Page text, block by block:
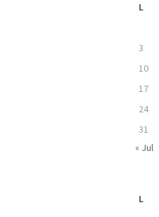
L
3
10
17
24
31
« Jul
L